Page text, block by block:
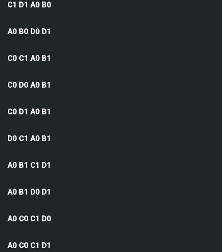
C1 D1 A0 B0
A0 B0 D0 D1
C0 C1 A0 B1
C0 D0 A0 B1
C0 D1 A0 B1
D0 C1 A0 B1
A0 B1 C1 D1
A0 B1 D0 D1
A0 C0 C1 D0
A0 C0 C1 D1